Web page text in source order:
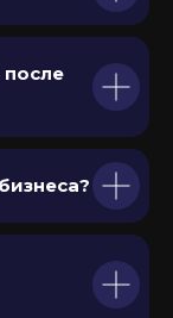
после